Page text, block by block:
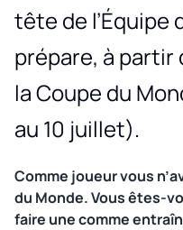
tête de l’Équipe
prépare, à partir
la Coupe du
au 10 juillet).
Comme joueur vous
du Monde. Vous êtes-
faire une comme